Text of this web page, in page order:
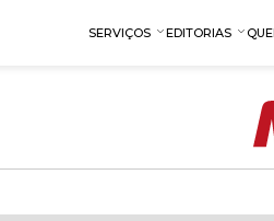
SERVIÇOS EDITORIAS